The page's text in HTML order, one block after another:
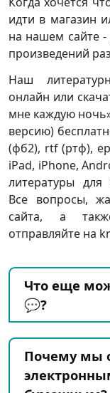
идти в магазин
на нашем сайте -
произведений
Наш
онлайн или
мне каждую
версию)
(фб2), rtf (ртф),
iPad, iPhone,
литературы для
Все вопросы,
сайта, а
отправляйте на
Что еще
💬?
Почему мы